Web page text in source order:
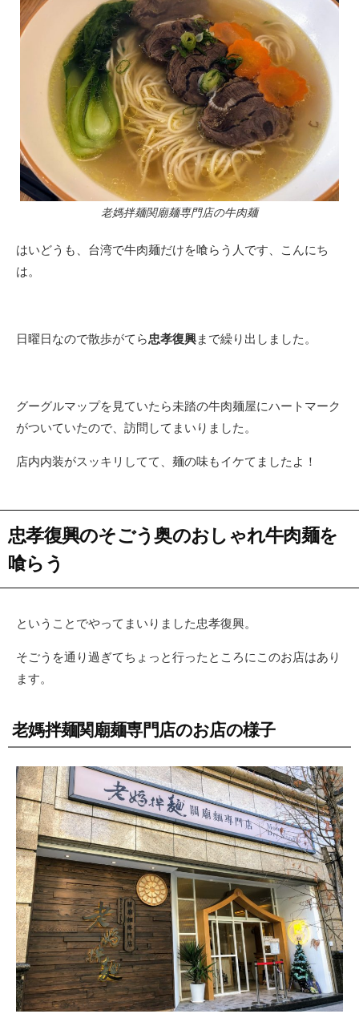
老媽拌麺関廟麺専門店の牛肉麺
はいどうも、台湾で牛肉麺だけを喰らう人です、こんにち
は。
日曜日なので散歩がてら忠孝復興まで繰り出しました。
グーグルマップを見ていたら未踏の牛肉麺屋にハートマーク
がついていたので、訪問してまいりました。
店内内装がスッキリしてて、麺の味もイケてましたよ！
忠孝復興のそごう奥のおしゃれ牛肉麺を
喰らう
ということでやってまいりました忠孝復興。
そごうを通り過ぎてちょっと行ったところにこのお店はあり
ます。
老媽拌麺関廟麺専門店のお店の様子